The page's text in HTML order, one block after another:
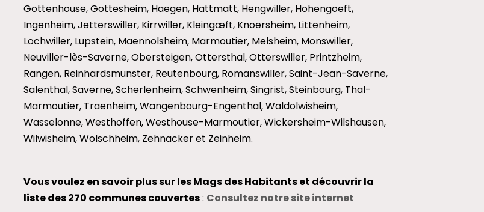
Gottenhouse, Gottesheim, Haegen, Hattmatt, Hengwiller, Hohengoeft,
Ingenheim, Jetterswiller, Kirrwiller, Kleingœft, Knoersheim, Littenheim,
Lochwiller, Lupstein, Maennolsheim, Marmoutier, Melsheim, Monswiller,
Neuviller-lès-Saverne, Obersteigen, Ottersthal, Otterswiller, Printzheim,
Rangen, Reinhardsmunster, Reutenbourg, Romanswiller, Saint-Jean-Saverne,
Salenthal, Saverne, Scherlenheim, Schwenheim, Singrist, Steinbourg, Thal-
Marmoutier, Traenheim, Wangenbourg-Engenthal, Waldolwisheim,
Wasselonne, Westhoffen, Westhouse-Marmoutier, Wickersheim-Wilshausen,
Wilwisheim, Wolschheim, Zehnacker et Zeinheim.
Vous voulez en savoir plus sur les Mags des Habitants et découvrir la
liste des 270 communes couvertes: Consultez notre site internet